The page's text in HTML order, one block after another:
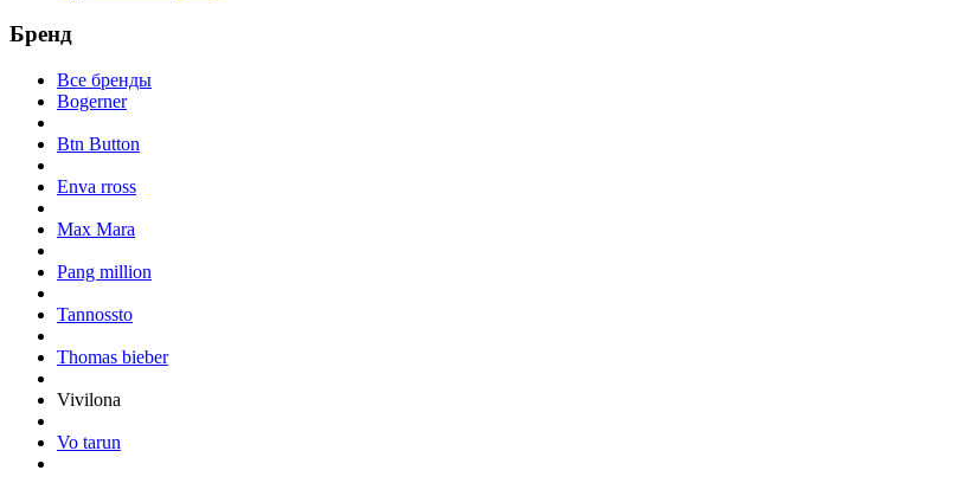
Бренд
Все бренды
Bogerner
Btn Button
Enva rross
Max Mara
Pang million
Tannossto
Thomas bieber
Vivilona
Vo tarun